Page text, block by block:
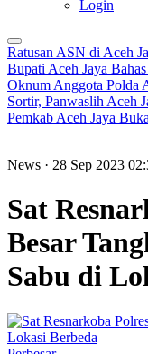
Login
Ratusan ASN di Aceh
Bupati Aceh Jaya
Oknum Anggota Polda
Sortir, Panwaslih Aceh
Pemkab Aceh Jaya
News · 28 Sep 2023
Sat
Besar
Sabu di